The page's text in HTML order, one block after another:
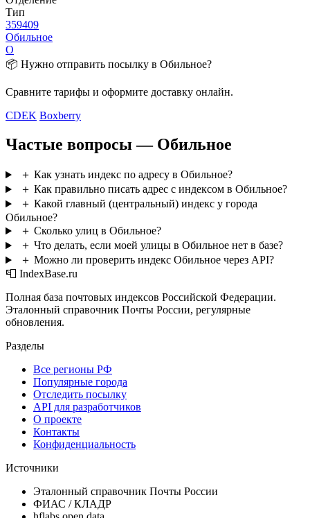
Тип
359409
Обильное
О
📦 Нужно отправить посылку в Обильное?
Сравните тарифы и оформите доставку онлайн.
CDEK Boxberry
Частые вопросы — Обильное
＋ Как узнать индекс по адресу в Обильное?
＋ Как правильно писать адрес с индексом в Обильное?
＋ Какой главный (центральный) индекс у города
Обильное?
＋ Сколько улиц в Обильное?
＋ Что делать, если моей улицы в Обильное нет в базе?
＋ Можно ли проверить индекс Обильное через API?
📮 IndexBase.ru
Полная база почтовых индексов Российской Федерации.
Эталонный справочник Почты России, регулярные
обновления.
Разделы
Все регионы РФ
Популярные города
Отследить посылку
API для разработчиков
О проекте
Контакты
Конфиденциальность
Источники
Эталонный справочник Почты России
ФИАС / КЛАДР